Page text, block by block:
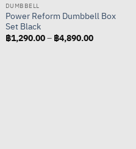
DUMBBELL
Power Reform Dumbbell Box
Set Black
฿1,290.00– ฿4,890.00Price
range: